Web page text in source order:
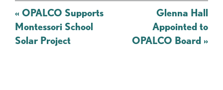
Mensaje
de
navegación
« OPALCO Supports
Montessori School
Solar Project
Glenna Hall
Appointed to
OPALCO Board »